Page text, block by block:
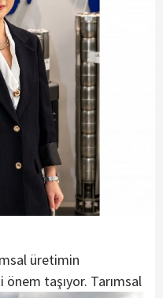
üretimin
taşıyor. Tarımsal